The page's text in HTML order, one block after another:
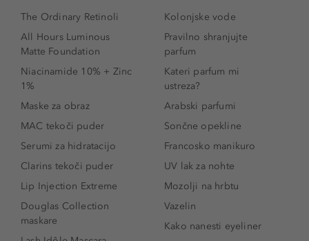
The Ordinary Retinoli
All Hours Luminous
Matte Foundation
Niacinamide 10% + Zinc
1%
Maske za obraz
MAC tekoči puder
Serumi za hidratacijo
Clarins tekoči puder
Lip Injection Extreme
Douglas Collection
maskare
Kolonjske vode
Pravilno shranjujte
parfum
Kateri parfum mi
ustreza?
Arabski parfumi
Sončne opekline
Francosko manikuro
UV lak za nohte
Mozolji na hrbtu
Vazelin
Kako nanesti eyeliner